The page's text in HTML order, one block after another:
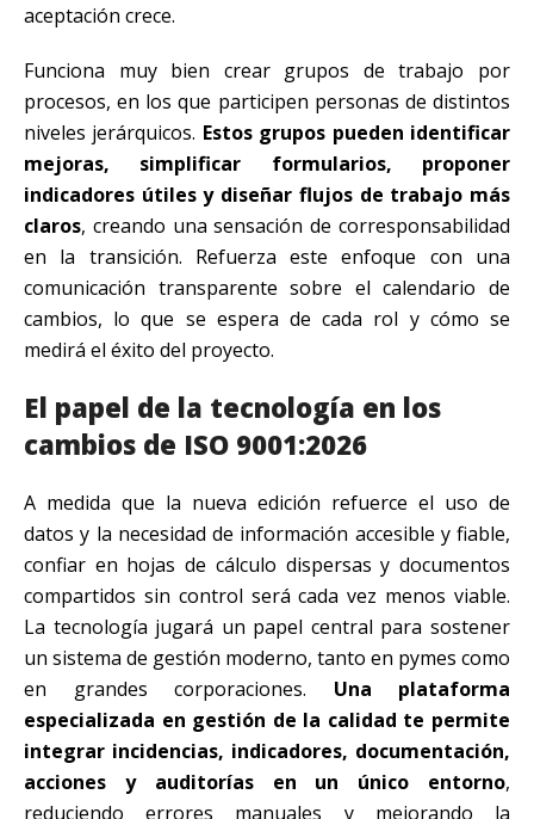
aceptación crece.
Funciona muy bien crear grupos de trabajo por
procesos, en los que participen personas de distintos
niveles jerárquicos. Estos grupos pueden identificar
mejoras, simplificar formularios, proponer
indicadores útiles y diseñar flujos de trabajo más
claros, creando una sensación de corresponsabilidad
en la transición. Refuerza este enfoque con una
comunicación transparente sobre el calendario de
cambios, lo que se espera de cada rol y cómo se
medirá el éxito del proyecto.
El papel de la tecnología en los
cambios de ISO 9001:2026
A medida que la nueva edición refuerce el uso de
datos y la necesidad de información accesible y fiable,
confiar en hojas de cálculo dispersas y documentos
compartidos sin control será cada vez menos viable.
La tecnología jugará un papel central para sostener
un sistema de gestión moderno, tanto en pymes como
en grandes corporaciones. Una plataforma
especializada en gestión de la calidad te permite
integrar incidencias, indicadores, documentación,
acciones y auditorías en un único entorno,
reduciendo errores manuales y mejorando la